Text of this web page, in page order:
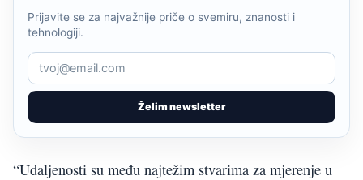
Želim newsletter
Prijavite se za najvažnije priče o svemiru, znanosti i
tehnologiji.
“Udaljenosti su među najtežim stvarima za mjerenje u